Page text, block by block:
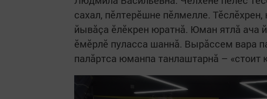
сахал, пӗлтерӗшне пӗлмелле.
йывăçа ӗлӗкрен юратнă. Юман ятлă ача
ӗмӗрлӗ пуласса шаннă. Вырăссем вара
палăртса юманпа танлаштарнă – «стоит